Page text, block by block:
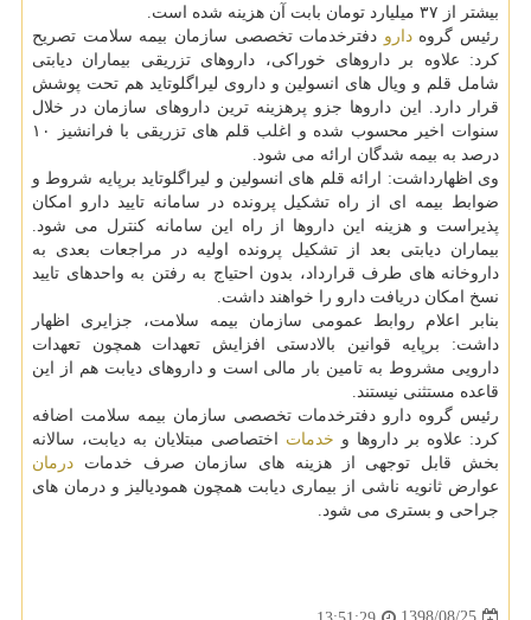
بیشتر از ۳۷ میلیارد تومان بابت آن هزینه شده است.
رئیس گروهدارو دفترخدمات تخصصی سازمان بیمه سلامت تصریح
كرد: علاوه بر داروهای خوراكی، داروهای تزریقی بیماران دیابتی
شامل قلم و ویال های انسولین و داروی لیراگلوتاید هم تحت پوشش
قرار دارد. این داروها جزو پرهزینه ترین داروهای سازمان در خلال
سنوات اخیر محسوب شده و اغلب قلم های تزریقی با فرانشیز ۱۰
درصد به بیمه شدگان ارائه می شود.
وی اظهارداشت: ارائه قلم های انسولین و لیراگلوتاید برپایه شروط و
ضوابط بیمه ای از راه تشكیل پرونده در سامانه تایید دارو امكان
پذیراست و هزینه این داروها از راه این سامانه كنترل می شود.
بیماران دیابتی بعد از تشكیل پرونده اولیه در مراجعات بعدی به
داروخانه های طرف قرارداد، بدون احتیاج به رفتن به واحدهای تایید
نسخ امكان دریافت دارو را خواهند داشت.
بنابر اعلام روابط عمومی سازمان بیمه سلامت، جزایری اظهار
داشت: برپایه قوانین بالادستی افزایش تعهدات همچون تعهدات
دارویی مشروط به تامین بار مالی است و داروهای دیابت هم از این
قاعده مستثنی نیستند.
رئیس گروه دارو دفترخدمات تخصصی سازمان بیمه سلامت اضافه
كرد: علاوه بر داروها و خدمات اختصاصی مبتلایان به دیابت، سالانه
بخش قابل توجهی از هزینه های سازمان صرف خدمات درمان
عوارض ثانویه ناشی از بیماری دیابت همچون همودیالیز و درمان های
جراحی و بستری می شود.